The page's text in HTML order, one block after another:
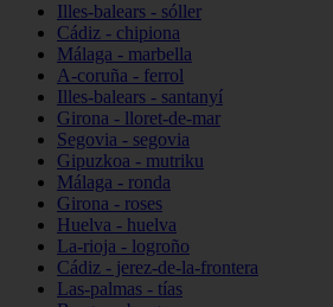
Illes-balears - sóller
Cádiz - chipiona
Málaga - marbella
A-coruña - ferrol
Illes-balears - santanyí
Girona - lloret-de-mar
Segovia - segovia
Gipuzkoa - mutriku
Málaga - ronda
Girona - roses
Huelva - huelva
La-rioja - logroño
Cádiz - jerez-de-la-frontera
Las-palmas - tías